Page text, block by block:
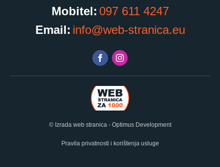
097 611 4247
info@web-stranica.eu
© Izrada web stranica - Optimus Development
Pravila privatnosti i korištenja usluge